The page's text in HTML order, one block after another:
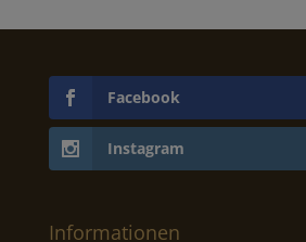
Facebook
Instagram
Informationen